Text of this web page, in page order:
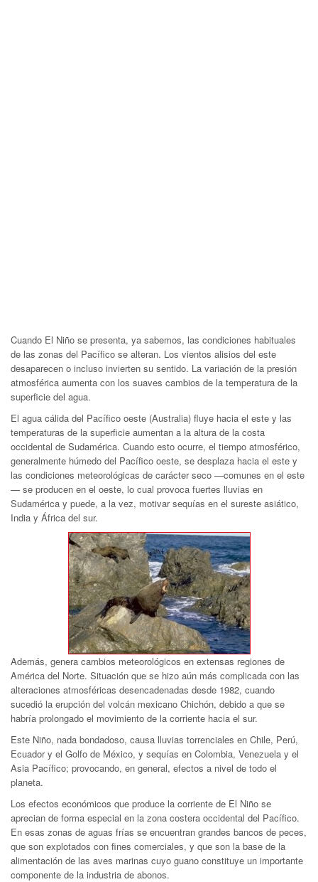
Cuando El Niño se presenta, ya sabemos, las condiciones habituales
de las zonas del Pacífico se alteran. Los vientos alisios del este
desaparecen o incluso invierten su sentido. La variación de la presión
atmosférica aumenta con los suaves cambios de la temperatura de la
superficie del agua.
El agua cálida del Pacífico oeste (Australia) fluye hacia el este y las
temperaturas de la superficie aumentan a la altura de la costa
occidental de Sudamérica. Cuando esto ocurre, el tiempo atmosférico,
generalmente húmedo del Pacífico oeste, se desplaza hacia el este y
las condiciones meteorológicas de carácter seco —comunes en el este
— se producen en el oeste, lo cual provoca fuertes lluvias en
Sudamérica y puede, a la vez, motivar sequías en el sureste asiático,
India y África del sur.
Además, genera cambios meteorológicos en extensas regiones de
América del Norte. Situación que se hizo aún más complicada con las
alteraciones atmosféricas desencadenadas desde 1982, cuando
sucedió la erupción del volcán mexicano Chichón, debido a que se
habría prolongado el movimiento de la corriente hacia el sur.
Este Niño, nada bondadoso, causa lluvias torrenciales en Chile, Perú,
Ecuador y el Golfo de México, y sequías en Colombia, Venezuela y el
Asia Pacífico; provocando, en general, efectos a nivel de todo el
planeta.
Los efectos económicos que produce la corriente de El Niño se
aprecian de forma especial en la zona costera occidental del Pacífico.
En esas zonas de aguas frías se encuentran grandes bancos de peces,
que son explotados con fines comerciales, y que son la base de la
alimentación de las aves marinas cuyo guano constituye un importante
componente de la industria de abonos.